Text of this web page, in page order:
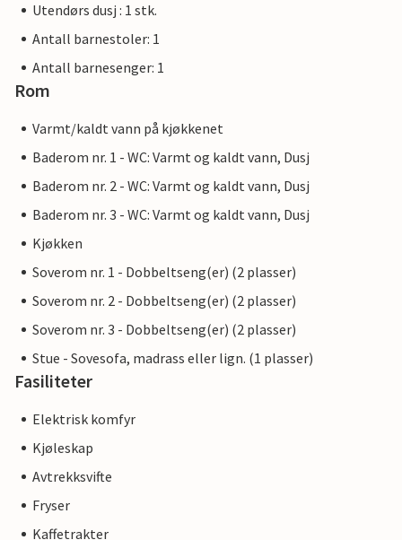
Utendørs dusj : 1 stk.
Antall barnestoler: 1
Antall barnesenger: 1
Rom
Varmt/kaldt vann på kjøkkenet
Baderom nr. 1 - WC: Varmt og kaldt vann, Dusj
Baderom nr. 2 - WC: Varmt og kaldt vann, Dusj
Baderom nr. 3 - WC: Varmt og kaldt vann, Dusj
Kjøkken
Soverom nr. 1 - Dobbeltseng(er) (2 plasser)
Soverom nr. 2 - Dobbeltseng(er) (2 plasser)
Soverom nr. 3 - Dobbeltseng(er) (2 plasser)
Stue - Sovesofa, madrass eller lign. (1 plasser)
Fasiliteter
Elektrisk komfyr
Kjøleskap
Avtrekksvifte
Fryser
Kaffetrakter